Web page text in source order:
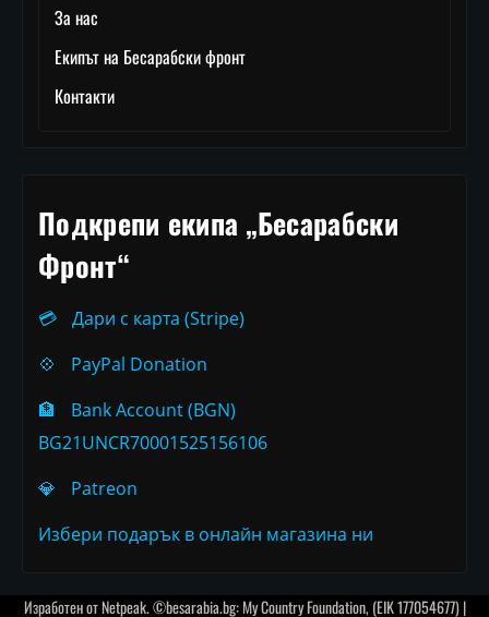
За нас
Екипът на Бесарабски фронт
Контакти
Подкрепи екипа „Бесарабски
Фронт“
💳
Дари с карта (Stripe)
💠
PayPal Donation
🏦
Bank Account (BGN)
BG21UNCR70001525156106
💎
Patreon
Избери подарък в онлайн магазина ни
Изработен отNetpeak. ©besarabia.bg: My Country Foundation, (EIK 177054677) |